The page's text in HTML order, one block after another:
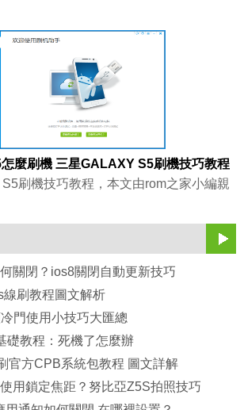
麼刷機 三星GALAXY S5刷機技巧教程
刷機技巧教程，本文由rom之家小編親
關閉？ios8關閉自動更新技巧
刷教程圖文解析
門使用小技巧大匯總
礎教程：死機了怎麼辦
官方CPB系統包教程 圖文詳解
用鎖定焦距？努比亞Z5S拍照技巧